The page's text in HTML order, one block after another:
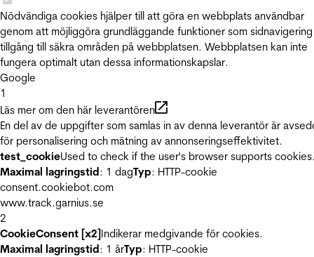
Nödvändiga cookies hjälper till att göra en webbplats användbar
genom att möjliggöra grundläggande funktioner som
tillgång till säkra områden på webbplatsen. Webbplatsen kan inte
fungera optimalt utan dessa informationskapslar.
Google
1
Läs mer om den här leverantören
En del av de uppgifter som samlas in av denna leverantör är
för personalisering och mätning av annonseringseffektivitet.
test_cookieUsed to check if the user's browser supports
Maximal lagringstid: 1 dagTyp: HTTP-cookie
consent.cookiebot.com
www.track.garnius.se
2
CookieConsent [x2]Indikerar medgivande för cookies.
Maximal lagringstid: 1 årTyp: HTTP-cookie